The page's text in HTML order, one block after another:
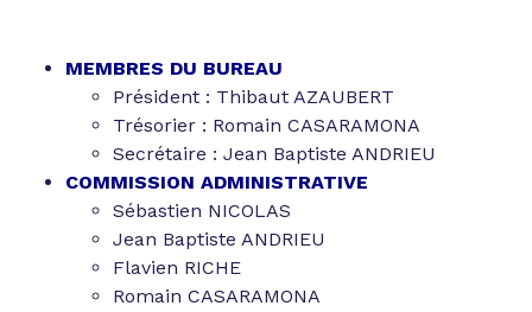
MEMBRES DU BUREAU
Président : Thibaut AZAUBERT
Trésorier : Romain CASARAMONA
Secrétaire : Jean Baptiste ANDRIEU
COMMISSION ADMINISTRATIVE
Sébastien NICOLAS
Jean Baptiste ANDRIEU
Flavien RICHE
Romain CASARAMONA